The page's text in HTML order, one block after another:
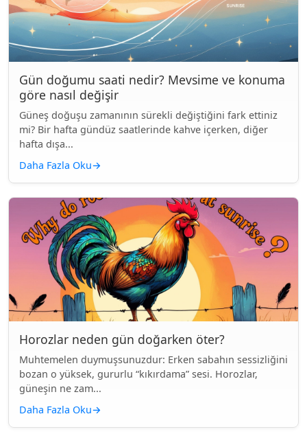
Gün doğumu saati nedir? Mevsime ve konuma
göre nasıl değişir
Güneş doğuşu zamanının sürekli değiştiğini fark ettiniz
mi? Bir hafta gündüz saatlerinde kahve içerken, diğer
hafta dışa...
Daha Fazla Oku→
Horozlar neden gün doğarken öter?
Muhtemelen duymuşsunuzdur: Erken sabahın sessizliğini
bozan o yüksek, gururlu “kıkırdama” sesi. Horozlar,
güneşin ne zam...
Daha Fazla Oku→